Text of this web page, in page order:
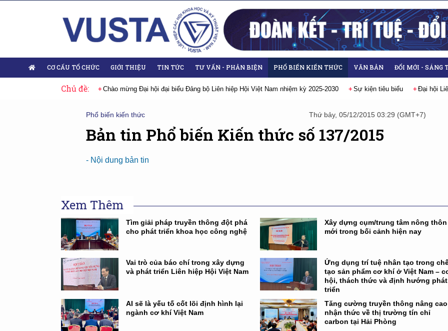
CƠ CẤU TỔ CHỨC GIỚI THIỆU TIN TỨC TƯ VẤN - PHẢN BIỆN PHỔ BIẾN KIẾN THỨC VĂN BẢN ĐỔI MỚI - SÁNG
Chủ đề:
hội lần thứ XIV của Đảng Chào mừng Đại hội đại biểu Đảng bộ Liên hiệp Hội Việt Nam nhiệm kỳ 2025-2030 Sự kiện tiêu biểu Đại hội
Phổ biến kiến thức Thứ bảy, 05/12/2015 03:29 (GMT+7)
Bản tin Phổ biến Kiến thức số 137/2015
- Nội dung bản tin
Xem Thêm
Tìm giải pháp truyền thông đột phá
cho phát triển khoa học công nghệ
Xây dựng cụm/trung tâm nông thôn
mới trong bối cảnh hiện nay
Vai trò của báo chí trong xây dựng
và phát triển Liên hiệp Hội Việt Nam
Ứng dụng trí tuệ nhân tạo trong
tạo sản phẩm cơ khí ở Việt Nam –
hội, thách thức và định hướng phát
triển
AI sẽ là yếu tố cốt lõi định hình lại
ngành cơ khí Việt Nam
Tăng cường truyền thông nâng cao
nhận thức về thị trường tín chỉ
carbon tại Hải Phòng